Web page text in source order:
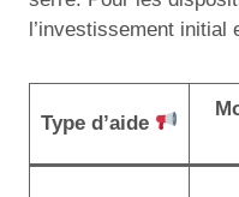
l’investissement initial
Type d’aide